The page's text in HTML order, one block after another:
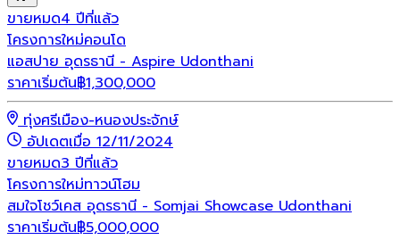
ขายหมด4 ปีที่แล้ว
โครงการใหม่คอนโด
แอสปาย อุดรธานี - Aspire Udonthani
ราคาเริ่มต้น฿1,300,000
ทุ่งศรีเมือง-หนองประจักษ์
อัปเดตเมื่อ 12/11/2024
ขายหมด3 ปีที่แล้ว
โครงการใหม่ทาวน์โฮม
สมใจโชว์เคส อุดรธานี - Somjai Showcase Udonthani
ราคาเริ่มต้น฿5,000,000